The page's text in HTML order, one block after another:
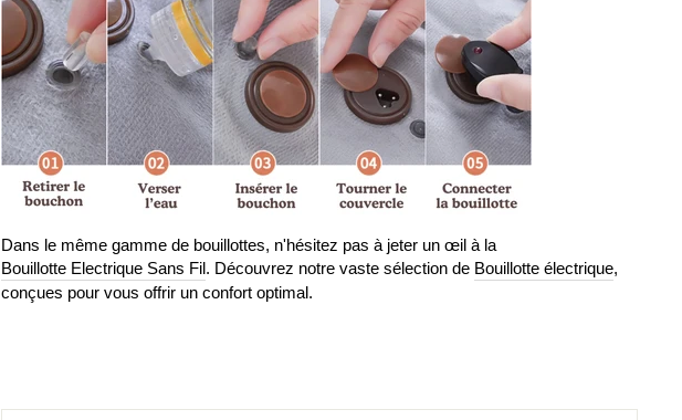
Dans le même gamme de bouillottes, n'hésitez pas à jeter un œil à la
Bouillotte Electrique Sans Fil. Découvrez notre vaste sélection de Bouillotte électrique,
conçues pour vous offrir un confort optimal.